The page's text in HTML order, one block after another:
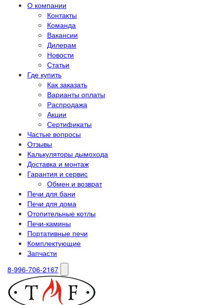
О компании
Контакты
Команда
Вакансии
Дилерам
Новости
Статьи
Где купить
Как заказать
Варианты оплаты
Распродажа
Акции
Сертификаты
Частые вопросы
Отзывы
Калькуляторы дымохода
Доставка и монтаж
Гарантия и сервис
Обмен и возврат
Печи для бани
Печи для дома
Отопительные котлы
Печи-камины
Портативные печи
Комплектующие
Запчасти
8-996-706-2167